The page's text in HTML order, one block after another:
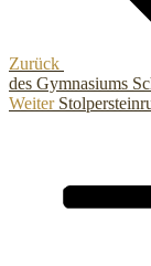
Zurück
des Gymnasiums
Nächster
Weiter